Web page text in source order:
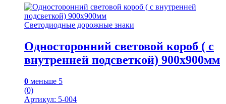
Светодиодные дорожные знаки
Односторонний световой короб ( с
внутренней подсветкой) 900х900мм
0 меньше 5
(0)
Артикул: 5-004